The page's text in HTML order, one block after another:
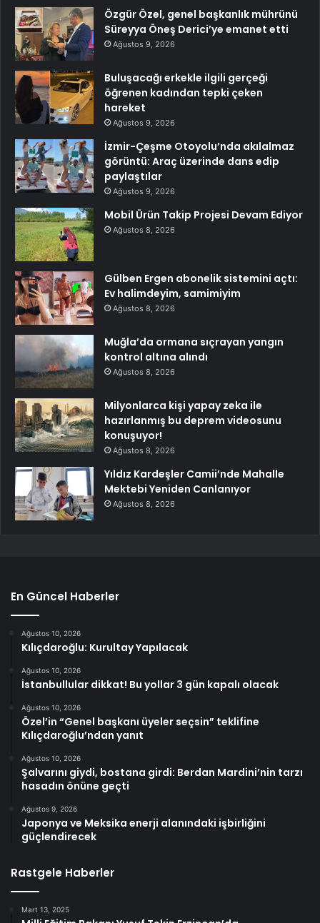
Özgür Özel, genel başkanlık mührünü
Süreyya Öneş Derici’ye emanet etti
Ağustos 9, 2026
Buluşacağı erkekle ilgili gerçeği
öğrenen kadından tepki çeken
hareket
Ağustos 9, 2026
İzmir-Çeşme Otoyolu’nda akılalmaz
görüntü: Araç üzerinde dans edip
paylaştılar
Ağustos 9, 2026
Mobil Ürün Takip Projesi Devam Ediyor
Ağustos 8, 2026
Gülben Ergen abonelik sistemini açtı:
Ev halimdeyim, samimiyim
Ağustos 8, 2026
Muğla’da ormana sıçrayan yangın
kontrol altına alındı
Ağustos 8, 2026
Milyonlarca kişi yapay zeka ile
hazırlanmış bu deprem videosunu
konuşuyor!
Ağustos 8, 2026
Yıldız Kardeşler Camii’nde Mahalle
Mektebi Yeniden Canlanıyor
Ağustos 8, 2026
En Güncel Haberler
Ağustos 10, 2026
Kılıçdaroğlu: Kurultay Yapılacak
Ağustos 10, 2026
İstanbullular dikkat! Bu yollar 3 gün kapalı olacak
Ağustos 10, 2026
Özel’in “Genel başkanı üyeler seçsin” teklifine
Kılıçdaroğlu’ndan yanıt
Ağustos 10, 2026
Şalvarını giydi, bostana girdi: Berdan Mardini’nin tarzı
hasadın önüne geçti
Ağustos 9, 2026
Japonya ve Meksika enerji alanındaki işbirliğini
güçlendirecek
Rastgele Haberler
Mart 13, 2025